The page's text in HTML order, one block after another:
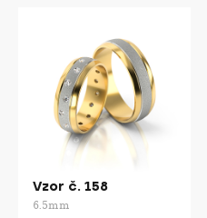
Vzor č. 158
6.5mm